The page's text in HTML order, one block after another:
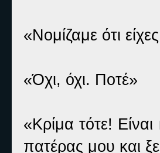
«Νομίζαμε ότι
«Όχι, όχι. Ποτέ»
«Κρίμα τότε!
πατέρας μου και